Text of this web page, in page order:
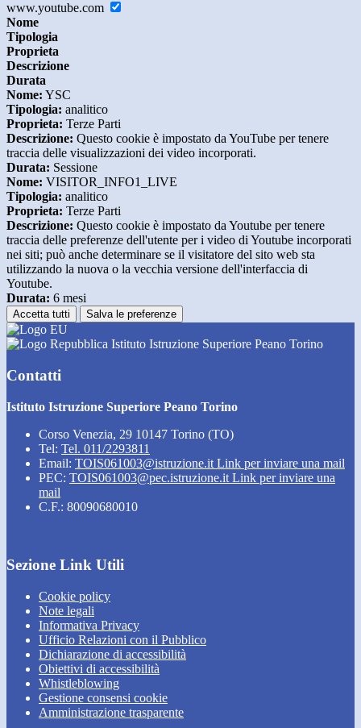
www.youtube.com
Nome
Tipologia
Proprieta
Descrizione
Durata
Nome: YSC
Tipologia: analitico
Proprieta: Terze Parti
Descrizione: Questo cookie è impostato da YouTube per tenere
traccia delle visualizzazioni dei video incorporati.
Durata: Sessione
Nome: VISITOR_INFO1_LIVE
Tipologia: analitico
Proprieta: Terze Parti
Descrizione: Questo cookie è impostato da Youtube per tenere
traccia delle preferenze dell'utente per i video di Youtube incorporati
nei siti; può anche determinare se il visitatore del sito web sta
utilizzando la nuova o la vecchia versione dell'interfaccia di
Youtube.
Durata: 6 mesi
Accetta tutti Salva le preferenze
Istituto Istruzione Superiore Peano Torino
Contatti
Istituto Istruzione Superiore Peano Torino
Corso Venezia, 29 10147 Torino (TO)
Tel: Tel. 011/2293811
Email: TOIS061003@istruzione.it Link per inviare una mail
PEC: TOIS061003@pec.istruzione.it Link per inviare una
mail
C.F.: 80090680010
Sezione Link Utili
Cookie policy
Note legali
Informativa Privacy
Ufficio Relazioni con il Pubblico
Dichiarazione di accessibilità
Obiettivi di accessibilità
Whistleblowing
Gestione consensi cookie
Amministrazione trasparente